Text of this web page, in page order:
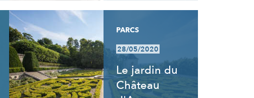
PARCS
28/05/2020
Le jardin du
Château